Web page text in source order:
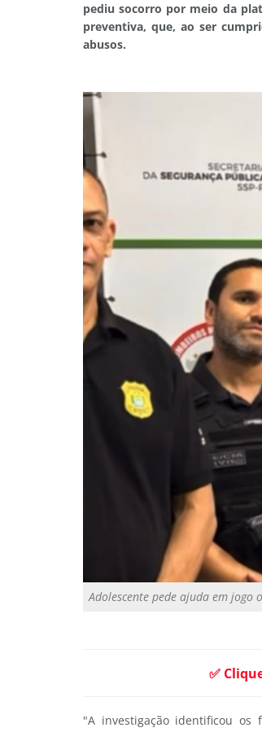
pediu socorro por meio da
preventiva, que, ao ser
abusos.
Adolescente pede ajuda em
✅
"A investigação identificou os